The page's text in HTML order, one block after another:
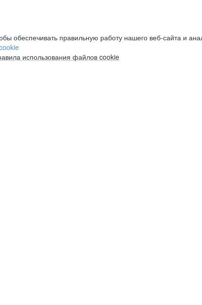
обеспечивать правильную работу нашего веб-сайта и
использования файлов cookie